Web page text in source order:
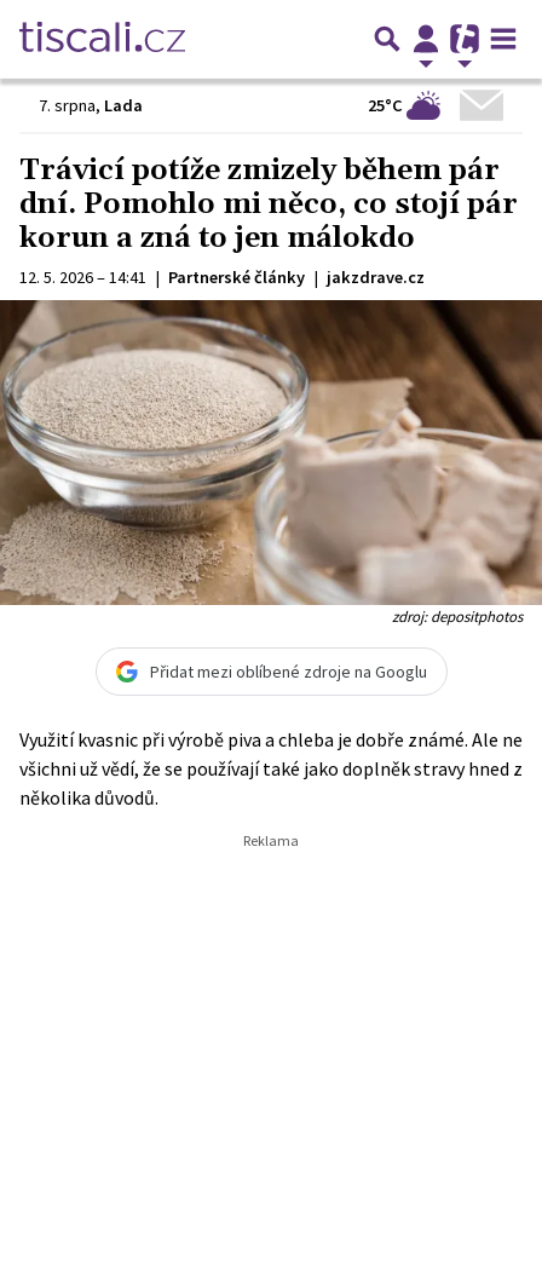
7. srpna, Lada 25°C
Trávicí potíže zmizely během pár
dní. Pomohlo mi něco, co stojí pár
korun a zná to jen málokdo
12. 5. 2026 – 14:41 | Partnerské články | jakzdrave.cz
zdroj: depositphotos
Přidat mezi oblíbené zdroje na Googlu
Využití kvasnic při výrobě piva a chleba je dobře známé. Ale ne
všichni už vědí, že se používají také jako doplněk stravy hned z
několika důvodů.